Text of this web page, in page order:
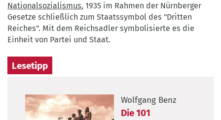
Nationalsozialismus, 1935 im Rahmen der Nürnberger
Gesetze schließlich zum Staatssymbol des "Dritten
Reiches". Mit dem Reichsadler symbolisierte es die
Einheit von Partei und Staat.
Lesetipp
Wolfgang Benz
Die 101